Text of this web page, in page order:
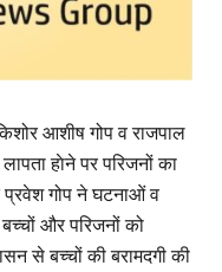
आशीष गोप व राजपाल
हाेने पर परिजनों का
प्रवेश गोप ने घटनाओं व
और परिजनों को
से बच्चों की बरामदगी की